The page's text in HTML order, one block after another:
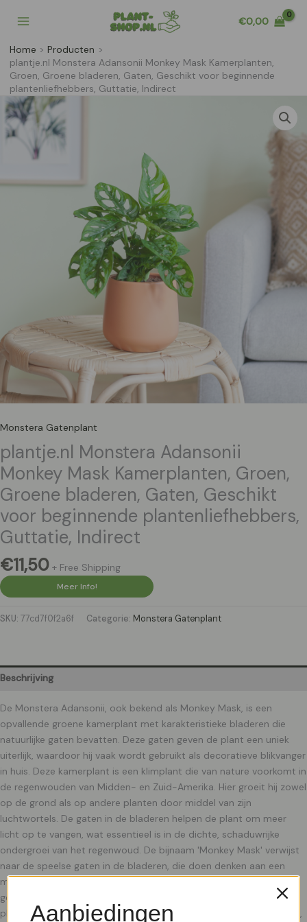
naar
inhoud
€0,00
Home
Producten
plantje.nl Monstera Adansonii Monkey Mask Kamerplanten,
Groen, Groene bladeren, Gaten, Geschikt voor beginnende
plantenliefhebbers, Guttatie, Indirect
Monstera Gatenplant
plantje.nl Monstera Adansonii
Monkey Mask Kamerplanten, Groen,
Groene bladeren, Gaten, Geschikt
voor beginnende plantenliefhebbers,
Guttatie, Indirect
€11,50 + Free Shipping
Meer Info!
SKU: 77cd7f0f2a6f Categorie: Monstera Gatenplant
Beschrijving
De Monstera Adansonii, ook bekend als Monkey Mask, is een
opvallende groene kamerplant met karakteristieke bladeren die
natuurlijke gaten bevatten. Deze gaten geven de plant een uniek
uiterlijk, waardoor hij vaak wordt gebruikt als decoratieve blikvanger
in huis. Deze kamerplant is een klimplant die van nature voorkomt in
de regenwouden van Midden- en Zuid-Amerika. Hier groeit hij zowel
op de grond als op andere planten door middel van zijn
luchtwortels. De gaten in de bladeren helpen de plant om meer
licht op te vangen, wat essentieel is in de dichte, schaduwrijke
ondergroei van het regenwoud. De bijnaam 'Monkey Mask' verwijst
naar de speelse gaten in de bladeren, die doen denken aan een
masker. Verzorging De verzorging van de Monstera Adansonii is
gelukkig niet ingewikkeld, wat hem ideaal maakt voor beginnende
plantenliefhebbers. Om deze kamerplant in topconditie te houden,
Aanbiedingen